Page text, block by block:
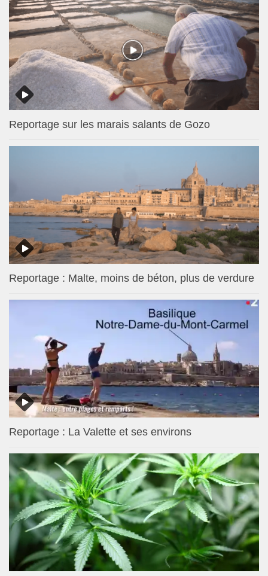
Reportage sur les marais salants de Gozo
Reportage : Malte, moins de béton, plus de verdure
Reportage : La Valette et ses environs